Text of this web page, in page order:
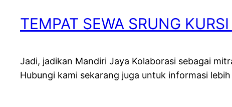
TEMPAT SEWA SRUNG
Jadi, jadikan Mandiri Jaya Kolaborasi sebagai
Hubungi kami sekarang juga untuk informasi